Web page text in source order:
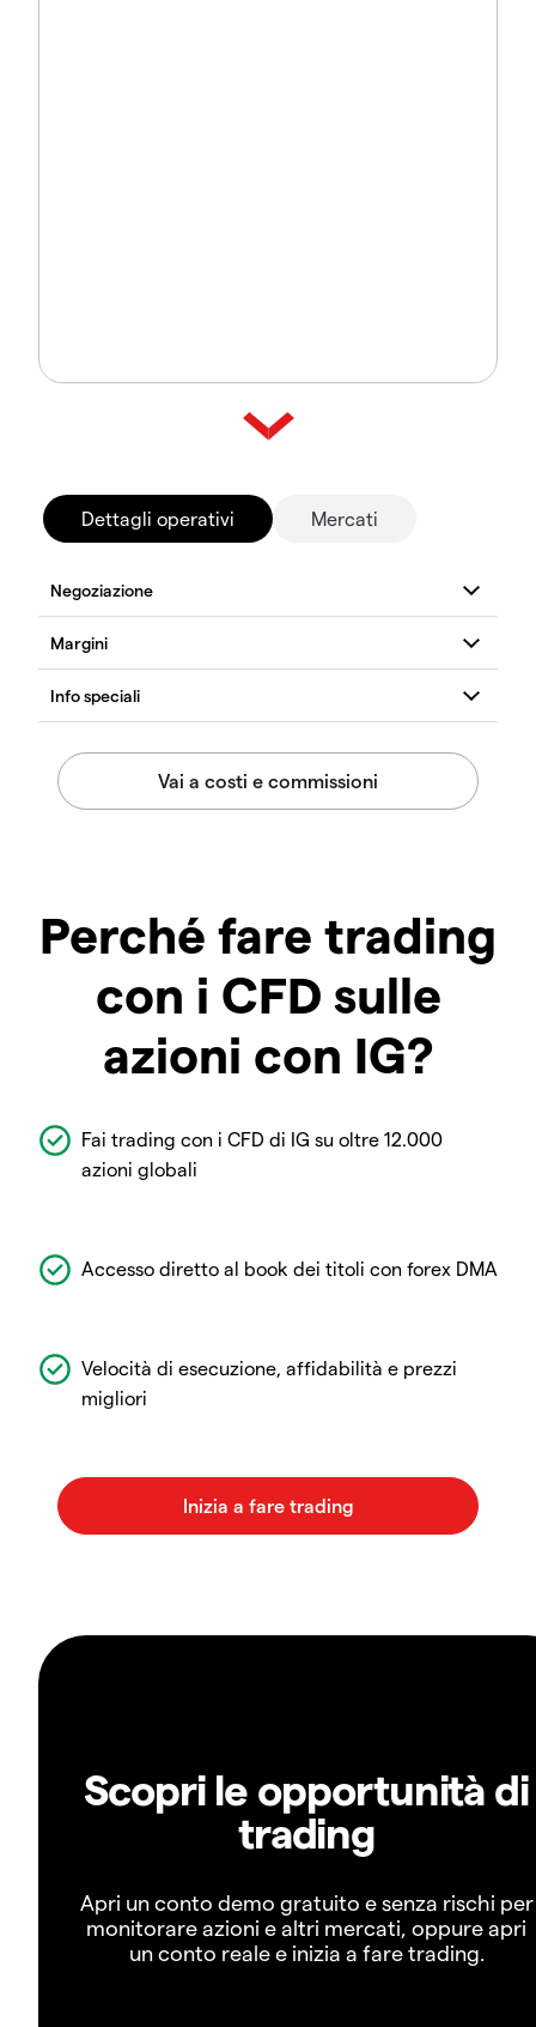
Dettagli operativi Mercati
Perché fare trading
con i CFD sulle
azioni con IG?
Fai trading con i CFD di IG su oltre 12.000
azioni globali
Accesso diretto al book dei titoli con forex DMA
Velocità di esecuzione, affidabilità e prezzi
migliori
Scopri le opportunità di
trading
Apri un conto demo gratuito e senza rischi per
monitorare azioni e altri mercati, oppure apri
un conto reale e inizia a fare trading.